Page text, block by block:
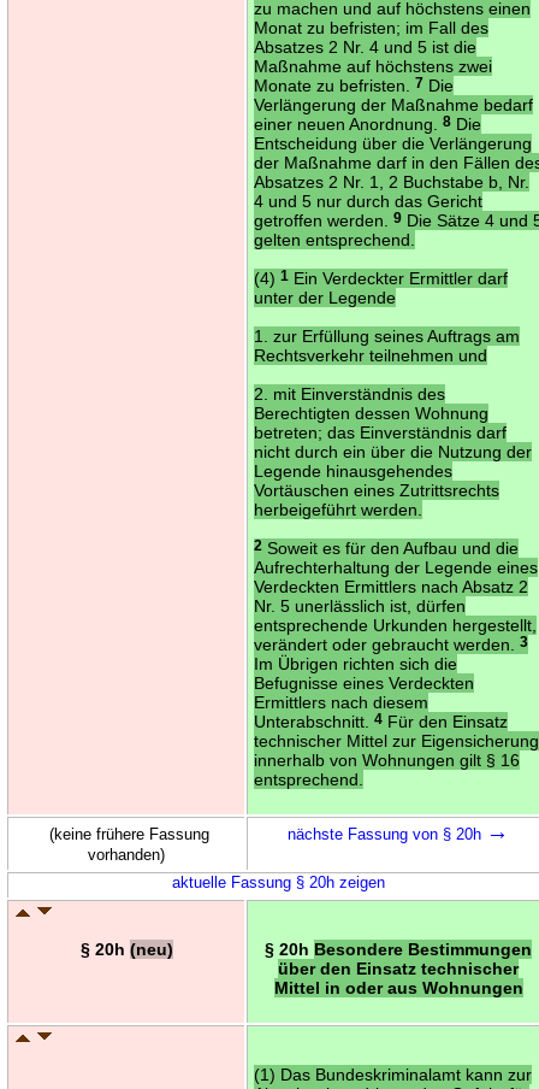
zu machen und auf höchstens einen
Monat zu befristen; im Fall des
Absatzes 2 Nr. 4 und 5 ist die
Maßnahme auf höchstens zwei
Monate zu befristen.7 Die
Verlängerung der Maßnahme bedarf
einer neuen Anordnung.8 Die
Entscheidung über die Verlängerung
der Maßnahme darf in den Fällen
Absatzes 2 Nr. 1, 2 Buchstabe b, Nr.
4 und 5 nur durch das Gericht
getroffen werden.9 Die Sätze 4 und
gelten entsprechend.
(4)1 Ein Verdeckter Ermittler darf
unter der Legende
1. zur Erfüllung seines Auftrags am
Rechtsverkehr teilnehmen und
2. mit Einverständnis des
Berechtigten dessen Wohnung
betreten; das Einverständnis darf
nicht durch ein über die Nutzung der
Legende hinausgehendes
Vortäuschen eines Zutrittsrechts
herbeigeführt werden.
2 Soweit es für den Aufbau und die
Aufrechterhaltung der Legende eines
Verdeckten Ermittlers nach Absatz 2
Nr. 5 unerlässlich ist, dürfen
entsprechende Urkunden hergestellt,
verändert oder gebraucht werden.3
Im Übrigen richten sich die
Befugnisse eines Verdeckten
Ermittlers nach diesem
Unterabschnitt.4 Für den Einsatz
technischer Mittel zur Eigensicherung
innerhalb von Wohnungen gilt § 16
entsprechend.
(keine frühere Fassung
vorhanden)
nächste Fassung von § 20h →
aktuelle Fassung § 20h zeigen
§ 20h (neu) § 20h Besondere Bestimmungen
über den Einsatz technischer
Mittel in oder aus Wohnungen
(1) Das Bundeskriminalamt kann zur